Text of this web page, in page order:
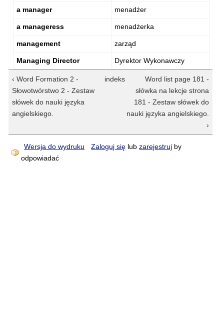
a manager menadżer
a manageress menadżerka
management zarząd
Managing Director Dyrektor Wykonawczy
‹ Word Formation 2 -
Słowotwórstwo 2 - Zestaw
słówek do nauki języka
angielskiego.
indeks
Word list page 181 -
słówka na lekcje strona
181 - Zestaw słówek do
nauki języka angielskiego.
›
Wersja do wydruku Zaloguj się lubzarejestruj by
odpowiadać